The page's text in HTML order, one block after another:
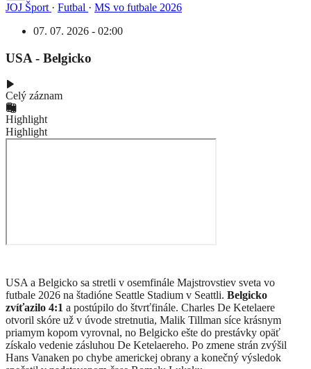
JOJ Šport · Futbal · MS vo futbale 2026
07. 07. 2026 - 02:00
USA - Belgicko
Celý záznam
Highlight
Highlight
USA a Belgicko sa stretli v osemfinále Majstrovstiev sveta vo
futbale 2026 na štadióne Seattle Stadium v Seattli. Belgicko
zvíťazilo 4:1 a postúpilo do štvrťfinále. Charles De Ketelaere
otvoril skóre už v úvode stretnutia, Malik Tillman síce krásnym
priamym kopom vyrovnal, no Belgicko ešte do prestávky opäť
získalo vedenie zásluhou De Ketelaereho. Po zmene strán zvýšil
Hans Vanaken po chybe americkej obrany a konečný výsledok